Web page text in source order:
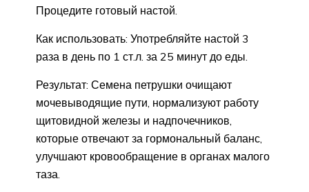
Процедите готовый настой.
Как использовать: Употребляйте настой 3
раза в день по 1 ст.л. за 25 минут до еды.
Результат: Семена петрушки очищают
мочевыводящие пути, нормализуют работу
щитовидной железы и надпочечников,
которые отвечают за гормональный баланс,
улучшают кровообращение в органах малого
таза.